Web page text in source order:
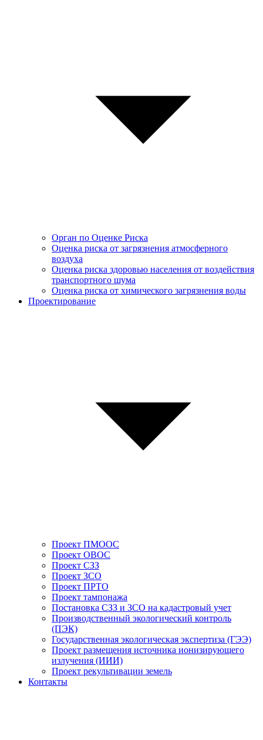
Орган по Оценке Риска
Оценка риска от загрязнения атмосферного
воздуха
Оценка риска здоровью населения от воздействия
транспортного шума
Оценка риска от химического загрязнения воды
Проектирование
Проект ПМООС
Проект ОВОС
Проект СЗЗ
Проект ЗСО
Проект ПРТО
Проект тампонажа
Постановка СЗЗ и ЗСО на кадастровый учет
Производственный экологический контроль
(ПЭК)
Государственная экологическая экспертиза (ГЭЭ)
Проект размещения источника ионизирующего
излучения (ИИИ)
Проект рекультивации земель
Контакты